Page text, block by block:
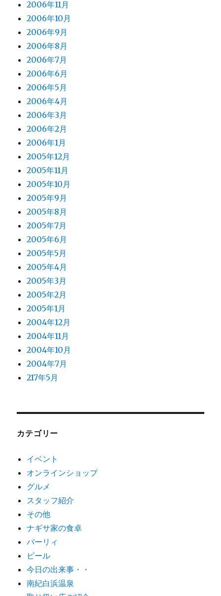
2006年11月
2006年10月
2006年9月
2006年8月
2006年7月
2006年6月
2006年5月
2006年4月
2006年3月
2006年2月
2006年1月
2005年12月
2005年11月
2005年10月
2005年9月
2005年8月
2005年7月
2005年6月
2005年5月
2005年4月
2005年3月
2005年2月
2005年1月
2004年12月
2004年11月
2004年10月
2004年7月
217年5月
カテゴリー
イベント
オンラインショップ
グルメ
スタッフ紹介
その他
ナギサ家の食卓
バーリィ
ビール
今日の出来事・・
南紀白浜温泉